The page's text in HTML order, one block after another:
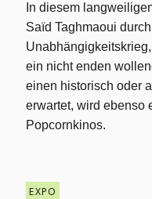
In diesem
Saïd Taghmaoui
ein nicht enden
einen historisch oder
erwartet, wird ebenso
Popcornkinos.
EXPO